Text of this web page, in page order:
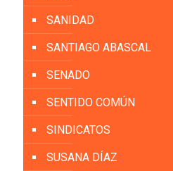
SANIDAD
SANTIAGO ABASCAL
SENADO
SENTIDO COMÚN
SINDICATOS
SUSANA DÍAZ